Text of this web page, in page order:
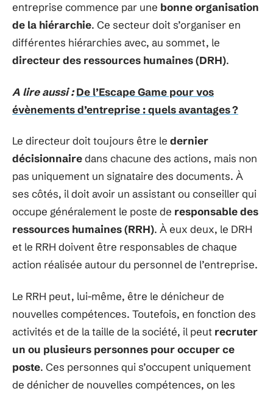
entreprise commence par une bonne organisation
de la hiérarchie. Ce secteur doit s’organiser en
différentes hiérarchies avec, au sommet, le
directeur des ressources humaines (DRH).
A lire aussi : De l’Escape Game pour vos
évènements d’entreprise : quels avantages ?
Le directeur doit toujours être le dernier
décisionnairedans chacune des actions, mais non
pas uniquement un signataire des documents. À
ses côtés, il doit avoir un assistant ou conseiller qui
occupe généralement le poste de responsable des
ressources humaines (RRH). À eux deux, le DRH
et le RRH doivent être responsables de chaque
action réalisée autour du personnel de l’entreprise.
Le RRH peut, lui-même, être le dénicheur de
nouvelles compétences. Toutefois, en fonction des
activités et de la taille de la société, il peut recruter
un ou plusieurs personnes pour occuper ce
poste. Ces personnes qui s’occupent uniquement
de dénicher de nouvelles compétences, on les